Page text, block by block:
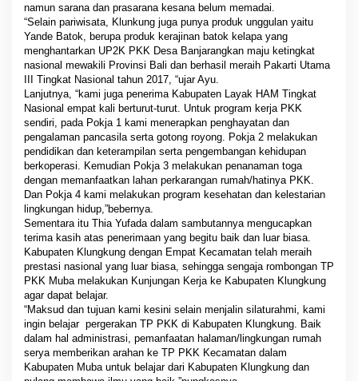
namun sarana dan prasarana kesana belum memadai.
“Selain pariwisata, Klunkung juga punya produk unggulan yaitu
Yande Batok, berupa produk kerajinan batok kelapa yang
menghantarkan UP2K PKK Desa Banjarangkan maju ketingkat
nasional mewakili Provinsi Bali dan berhasil meraih Pakarti Utama
III Tingkat Nasional tahun 2017, “ujar Ayu.
Lanjutnya, “kami juga penerima Kabupaten Layak HAM Tingkat
Nasional empat kali berturut-turut. Untuk program kerja PKK
sendiri, pada Pokja 1 kami menerapkan penghayatan dan
pengalaman pancasila serta gotong royong. Pokja 2 melakukan
pendidikan dan keterampilan serta pengembangan kehidupan
berkoperasi. Kemudian Pokja 3 melakukan penanaman toga
dengan memanfaatkan lahan perkarangan rumah/hatinya PKK.
Dan Pokja 4 kami melakukan program kesehatan dan kelestarian
lingkungan hidup,”bebernya.
Sementara itu Thia Yufada dalam sambutannya mengucapkan
terima kasih atas penerimaan yang begitu baik dan luar biasa.
Kabupaten Klungkung dengan Empat Kecamatan telah meraih
prestasi nasional yang luar biasa, sehingga sengaja rombongan TP
PKK Muba melakukan Kunjungan Kerja ke Kabupaten Klungkung
agar dapat belajar.
“Maksud dan tujuan kami kesini selain menjalin silaturahmi, kami
ingin belajar pergerakan TP PKK di Kabupaten Klungkung. Baik
dalam hal administrasi, pemanfaatan halaman/lingkungan rumah
serya memberikan arahan ke TP PKK Kecamatan dalam
Kabupaten Muba untuk belajar dari Kabupaten Klungkung dan